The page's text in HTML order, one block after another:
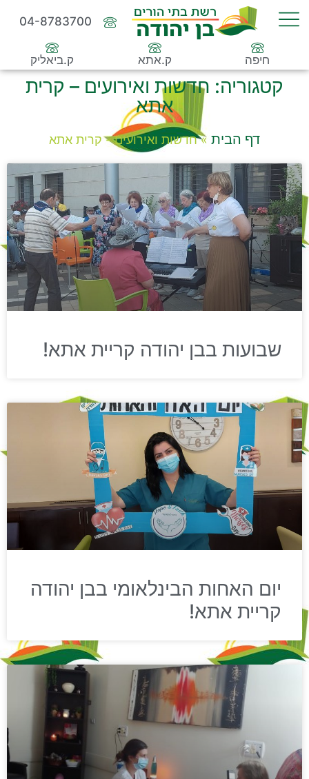
04-8783700
חיפה ק.אתא ק.ביאליק
קטגוריה: חדשות ואירועים – קרית
אתא
דף הבית »חדשות ואירועים - קרית אתא
שבועות בבן יהודה קריית אתא!
יום האחות הבינלאומי בבן יהודה
קריית אתא!